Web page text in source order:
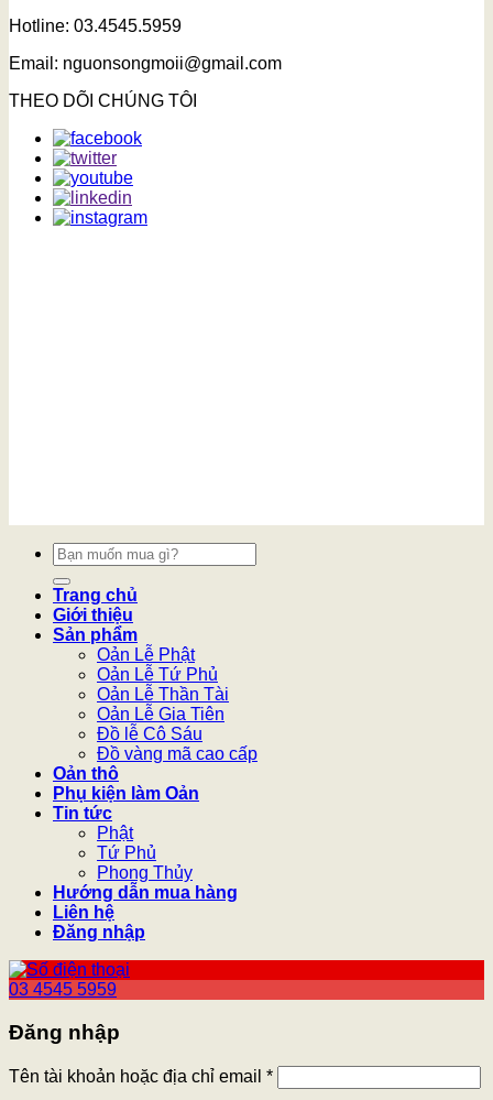
Hotline: 03.4545.5959
Email: nguonsongmoii@gmail.com
THEO DÕI CHÚNG TÔI
Tìm
kiếm:
Trang chủ
Giới thiệu
Sản phẩm
Oản Lễ Phật
Oản Lễ Tứ Phủ
Oản Lễ Thần Tài
Oản Lễ Gia Tiên
Đồ lễ Cô Sáu
Đồ vàng mã cao cấp
Oản thô
Phụ kiện làm Oản
Tin tức
Phật
Tứ Phủ
Phong Thủy
Hướng dẫn mua hàng
Liên hệ
Đăng nhập
03 4545 5959
Đăng nhập
Tên tài khoản hoặc địa chỉ email *